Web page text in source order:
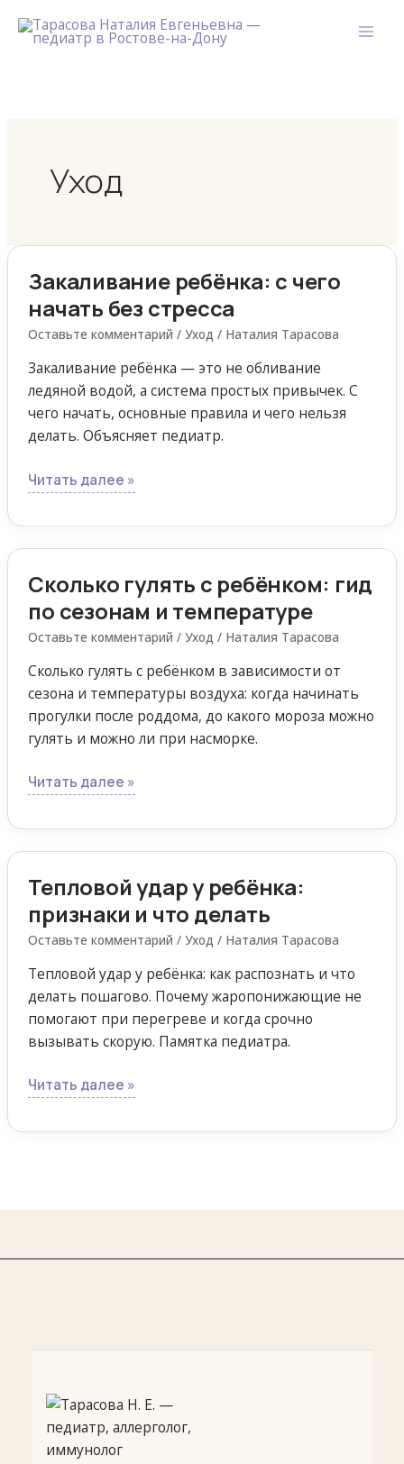
Уход
Закаливание ребёнка: с чего
начать без стресса
Оставьте комментарий /Уход / Наталия Тарасова
Закаливание ребёнка — это не обливание
ледяной водой, а система простых привычек. С
чего начать, основные правила и чего нельзя
делать. Объясняет педиатр.
Закаливание
ребёнка:
с
чего
начать
без
стресса
Читать далее »
Сколько гулять с ребёнком: гид
по сезонам и температуре
Оставьте комментарий /Уход / Наталия Тарасова
Сколько гулять с ребёнком в зависимости от
сезона и температуры воздуха: когда начинать
прогулки после роддома, до какого мороза можно
гулять и можно ли при насморке.
Сколько
гулять
с
ребёнком:
гид
по
сезонам
и
Читать далее »
Тепловой удар у ребёнка:
признаки и что делать
Оставьте комментарий /Уход / Наталия Тарасова
Тепловой удар у ребёнка: как распознать и что
делать пошагово. Почему жаропонижающие не
помогают при перегреве и когда срочно
вызывать скорую. Памятка педиатра.
Тепловой
удар
у
ребёнка:
признаки
и
что
делать
Читать далее »